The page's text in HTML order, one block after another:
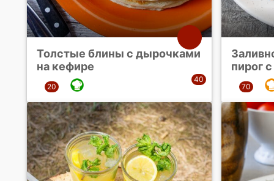
Толстые блины с дырочками
на кефире
пирог